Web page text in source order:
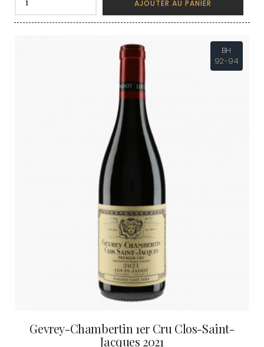
AJOUTER AU PANIER
BH
92-94
Gevrey-Chambertin 1er Cru Clos-Saint-
Jacques 2021